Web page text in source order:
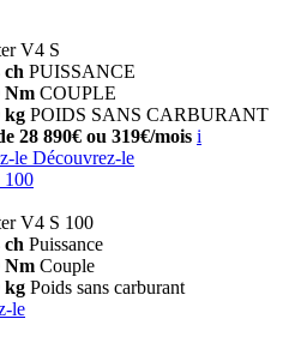
V4 S
ch PUISSANCE
Nm COUPLE
kg POIDS SANS CARBURANT
28 890€ ou 319€/mois i
le Découvrez-le
100
V4 S 100
ch Puissance
Nm Couple
kg Poids sans carburant
le